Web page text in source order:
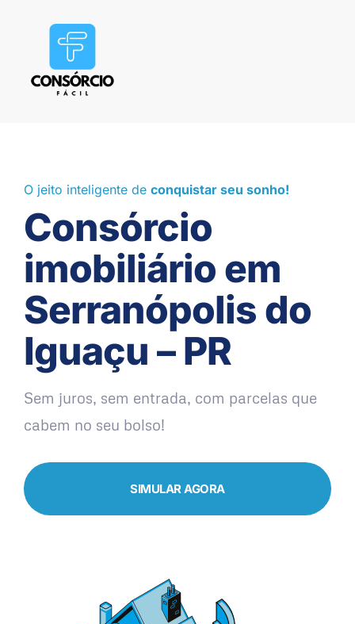
O jeito inteligente de conquistar seu sonho!
Consórcio
imobiliário em
Serranópolis do
Iguaçu – PR
Sem juros, sem entrada, com parcelas que
cabem no seu bolso!
SIMULAR AGORA